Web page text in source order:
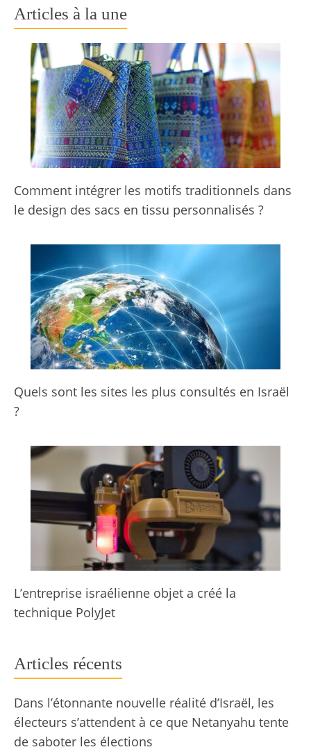
Articles à la une
Comment intégrer les motifs traditionnels dans
le design des sacs en tissu personnalisés ?
Quels sont les sites les plus consultés en Israël
?
L’entreprise israélienne objet a créé la
technique PolyJet
Articles récents
Dans l’étonnante nouvelle réalité d’Israël, les
électeurs s’attendent à ce que Netanyahu tente
de saboter les élections